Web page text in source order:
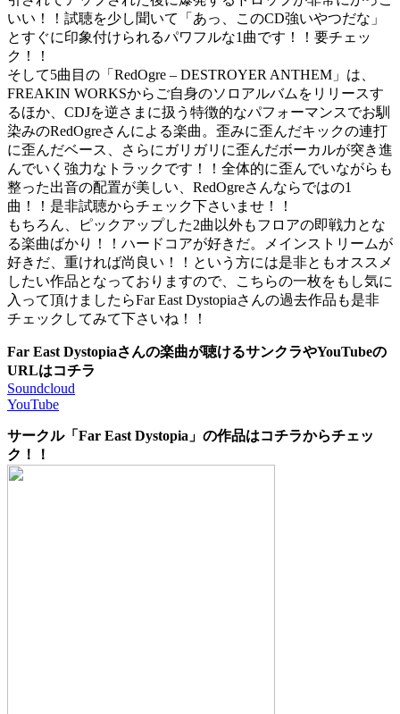
いい！！試聴を少し聞いて「あっ、このCD強いやつだな」
とすぐに印象付けられるパワフルな1曲です！！要チェッ
ク！！
そして5曲目の「RedOgre – DESTROYER ANTHEM」は、
FREAKIN WORKSからご自身のソロアルバムをリリースす
るほか、CDJを逆さまに扱う特徴的なパフォーマンスでお馴
染みのRedOgreさんによる楽曲。歪みに歪んだキックの連打
に歪んだベース、さらにガリガリに歪んだボーカルが突き進
んでいく強力なトラックです！！全体的に歪んでいながらも
整った出音の配置が美しい、RedOgreさんならではの1
曲！！是非試聴からチェック下さいませ！！
もちろん、ピックアップした2曲以外もフロアの即戦力とな
る楽曲ばかり！！ハードコアが好きだ。メインストリームが
好きだ、重ければ尚良い！！という方には是非ともオススメ
したい作品となっておりますので、こちらの一枚をもし気に
入って頂けましたらFar East Dystopiaさんの過去作品も是非
チェックしてみて下さいね！！
Far East Dystopiaさんの楽曲が聴けるサンクラやYouTubeの
URLはコチラ
Soundcloud
YouTube
サークル「Far East Dystopia」の作品はコチラからチェッ
ク！！